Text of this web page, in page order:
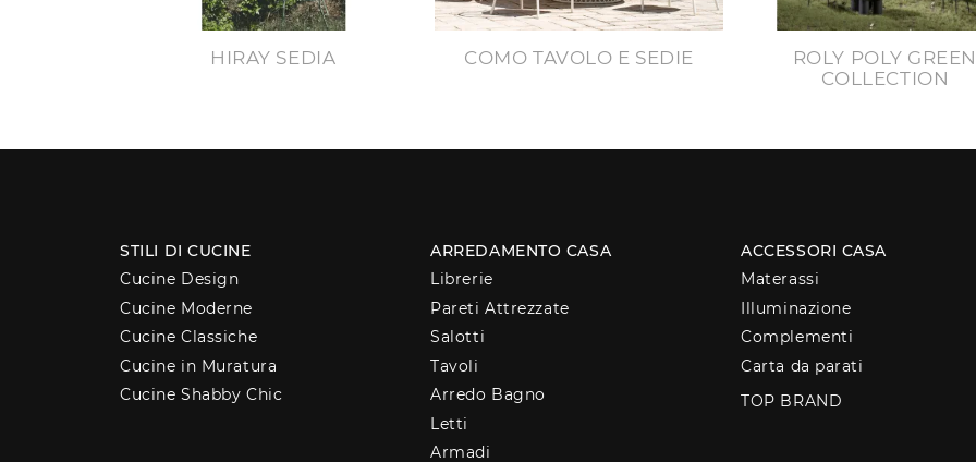
HIRAY SEDIA COMO TAVOLO E SEDIE
ROLY POLY
COLLECTION
STILI DI CUCINE
Cucine Design
Cucine Moderne
Cucine Classiche
Cucine in Muratura
Cucine Shabby Chic
ARREDAMENTO CASA
Librerie
Pareti Attrezzate
Salotti
Tavoli
Arredo Bagno
Letti
Armadi
ACCESSORI CASA
Materassi
Illuminazione
Complementi
Carta da parati
TOP BRAND